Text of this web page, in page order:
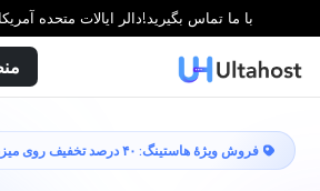
با ما تماس بگیرید!دالر ایالات متحده آمریکا
فروش ویژهٔ هاستینگ: ۴۰ درصد تخفیف روی میزبانی VPS بگیرید